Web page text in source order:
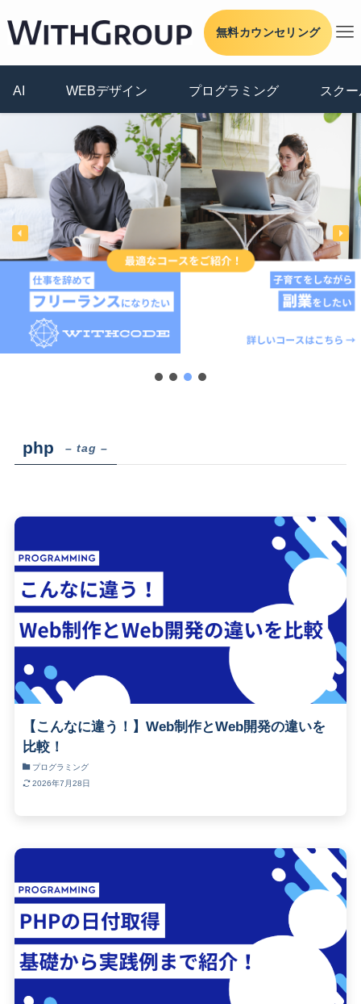
AI WEBデザイン プログラミング スク
無料カウンセリング
php – tag –
【こんなに違う！】Web制作とWeb開発の違いを
比較！
2026年7月28日
プログラミング